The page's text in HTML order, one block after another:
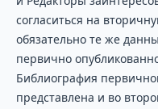
согласиться на
обязательно те же
первично
Библиография
представлена и во